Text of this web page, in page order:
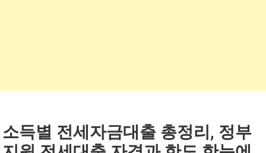
소득별 전세자금대출 총정리, 정부